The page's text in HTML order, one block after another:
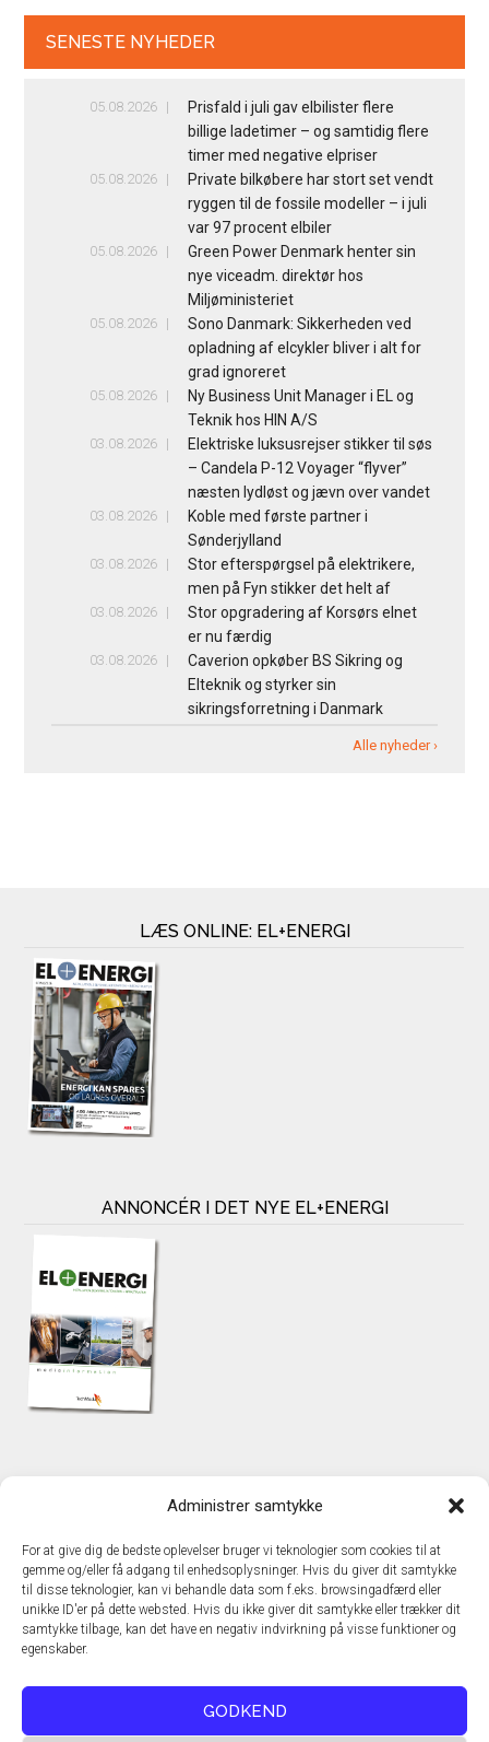
Administrer samtykke
For at give dig de bedste oplevelser bruger vi teknologier som cookies til at
gemme og/eller få adgang til enhedsoplysninger. Hvis du giver dit samtykke
til disse teknologier, kan vi behandle data som f.eks. browsingadfærd eller
unikke ID'er på dette websted. Hvis du ikke giver dit samtykke eller trækker dit
samtykke tilbage, kan det have en negativ indvirkning på visse funktioner og
egenskaber.
GODKEND
SENESTE NYHEDER
05.08.2026
Prisfald i juli gav elbilister flere
billige ladetimer – og samtidig flere
timer med negative elpriser
05.08.2026
Private bilkøbere har stort set vendt
ryggen til de fossile modeller – i juli
var 97 procent elbiler
05.08.2026
Green Power Denmark henter sin
nye viceadm. direktør hos
Miljøministeriet
05.08.2026
Sono Danmark: Sikkerheden ved
opladning af elcykler bliver i alt for
grad ignoreret
05.08.2026
Ny Business Unit Manager i EL og
Teknik hos HIN A/S
03.08.2026
Elektriske luksusrejser stikker til søs
– Candela P-12 Voyager “flyver”
næsten lydløst og jævn over vandet
03.08.2026
Koble med første partner i
Sønderjylland
03.08.2026
Stor efterspørgsel på elektrikere,
men på Fyn stikker det helt af
03.08.2026
Stor opgradering af Korsørs elnet
er nu færdig
03.08.2026
Caverion opkøber BS Sikring og
Elteknik og styrker sin
sikringsforretning i Danmark
Alle nyheder ›
LÆS ONLINE: EL+ENERGI
ANNONCÉR I DET NYE EL+ENERGI
TechMedia A/S
DK – 2600 Glostrup
www.techmedia.dk
Telefon: +45 43 24 26 28
E-mail:info@techmedia.dk